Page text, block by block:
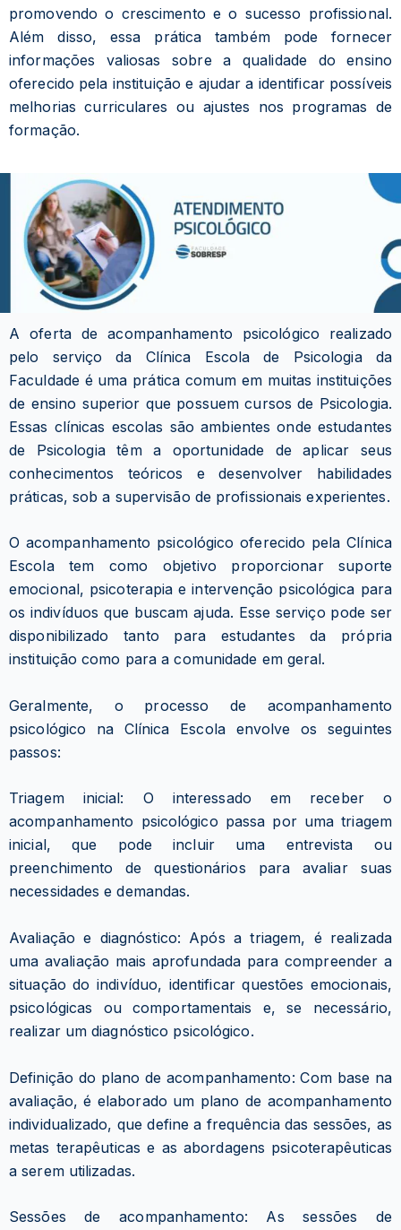
promovendo o crescimento e o sucesso profissional.
Além disso, essa prática também pode fornecer
informações valiosas sobre a qualidade do ensino
oferecido pela instituição e ajudar a identificar possíveis
melhorias curriculares ou ajustes nos programas de
formação.
A oferta de acompanhamento psicológico realizado
pelo serviço da Clínica Escola de Psicologia da
Faculdade é uma prática comum em muitas instituições
de ensino superior que possuem cursos de Psicologia.
Essas clínicas escolas são ambientes onde estudantes
de Psicologia têm a oportunidade de aplicar seus
conhecimentos teóricos e desenvolver habilidades
práticas, sob a supervisão de profissionais experientes.
O acompanhamento psicológico oferecido pela Clínica
Escola tem como objetivo proporcionar suporte
emocional, psicoterapia e intervenção psicológica para
os indivíduos que buscam ajuda. Esse serviço pode ser
disponibilizado tanto para estudantes da própria
instituição como para a comunidade em geral.
Geralmente, o processo de acompanhamento
psicológico na Clínica Escola envolve os seguintes
passos:
Triagem inicial: O interessado em receber o
acompanhamento psicológico passa por uma triagem
inicial, que pode incluir uma entrevista ou
preenchimento de questionários para avaliar suas
necessidades e demandas.
Avaliação e diagnóstico: Após a triagem, é realizada
uma avaliação mais aprofundada para compreender a
situação do indivíduo, identificar questões emocionais,
psicológicas ou comportamentais e, se necessário,
realizar um diagnóstico psicológico.
Definição do plano de acompanhamento: Com base na
avaliação, é elaborado um plano de acompanhamento
individualizado, que define a frequência das sessões, as
metas terapêuticas e as abordagens psicoterapêuticas
a serem utilizadas.
Sessões de acompanhamento: As sessões de